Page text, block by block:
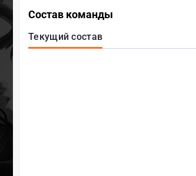
Состав команды
Текущий состав